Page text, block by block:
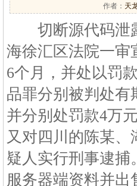
作者： 天
切断源代码泄露
海徐汇区法院一审
6个月，并处以罚
品罪分别被判处有
并分别处罚款4万
又对四川的陈某
疑人实行刑事逮捕
服务器端资料并